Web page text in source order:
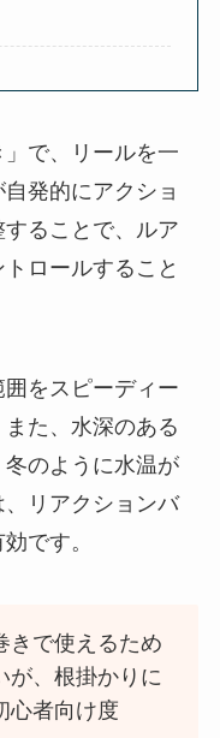
で、リールを一
発的にアクショ
ることで、ルア
ロールすること
をスピーディー
た、水深のある
のように水温が
リアクションバ
です。
きで使えるため
が、根掛かりに
心者向け度